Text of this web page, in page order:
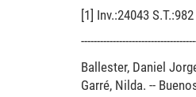
[1] Inv.:24043
Ballester, Daniel
Garré, Nilda. --